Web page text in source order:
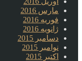
مارس 2016
فوریه 2016
ژانویه 2016
دسامبر 2015
نوامبر 2015
اکتبر 2015